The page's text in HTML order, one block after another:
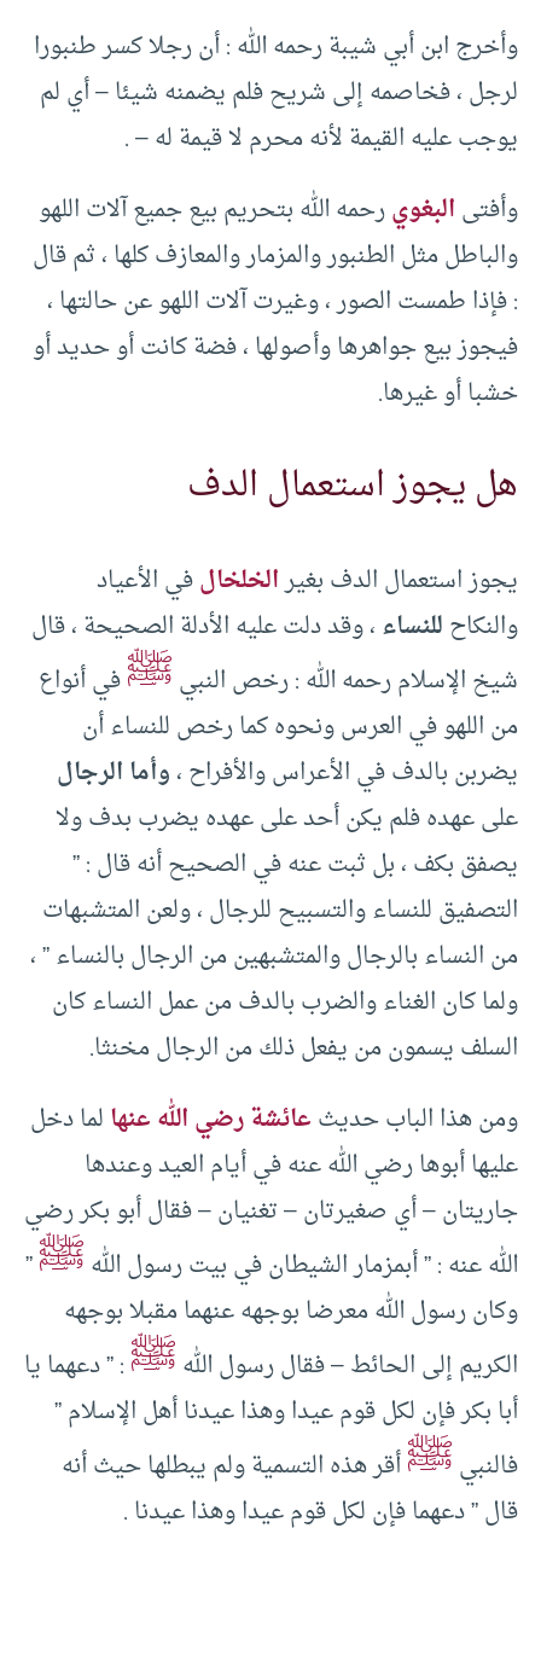
وأخرج ابن أبي شيبة رحمه الله : أن رجلا كسر طنبورا
لرجل ، فخاصمه إلى شريح فلم يضمنه شيئا – أي لم
يوجب عليه القيمة لأنه محرم لا قيمة له – .
وأفتىالبغويرحمه الله بتحريم بيع جميع آلات اللهو
والباطل مثل الطنبور والمزمار والمعازف كلها ، ثم قال
: فإذا طمست الصور ، وغيرت آلات اللهو عن حالتها ،
فيجوز بيع جواهرها وأصولها ، فضة كانت أو حديد أو
خشبا أو غيرها.
هل يجوز استعمال الدف
يجوز استعمال الدف بغيرالخلخالفي الأعياد
والنكاحللنساء، وقد دلت عليه الأدلة الصحيحة ، قال
شيخ الإسلام رحمه الله : رخص النبيﷺفي أنواع
من اللهو في العرس ونحوه كما رخص للنساء أن
يضربن بالدف في الأعراس والأفراح ،وأما الرجال
على عهده فلم يكن أحد على عهده يضرب بدف ولا
يصفق بكف ، بل ثبت عنه في الصحيح أنه قال : ”
التصفيق للنساء والتسبيح للرجال ، ولعن المتشبهات
من النساء بالرجال والمتشبهين من الرجال بالنساء ” ،
ولما كان الغناء والضرب بالدف من عمل النساء كان
السلف يسمون من يفعل ذلك من الرجال مخنثا.
ومن هذا الباب حديثعائشة رضي الله عنهالما دخل
عليها أبوها رضي الله عنه في أيام العيد وعندها
جاريتان – أي صغيرتان – تغنيان – فقال أبو بكر رضي
الله عنه : ” أبمزمار الشيطان في بيت رسول اللهﷺ”
وكان رسول الله معرضا بوجهه عنهما مقبلا بوجهه
الكريم إلى الحائط – فقال رسول اللهﷺ: ” دعهما يا
أبا بكر فإن لكل قوم عيدا وهذا عيدنا أهل الإسلام ”
فالنبيﷺأقر هذه التسمية ولم يبطلها حيث أنه
قال ” دعهما فإن لكل قوم عيدا وهذا عيدنا .